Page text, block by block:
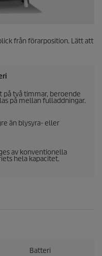
från förarposition. Lätt att
på två timmar, beroende
på mellan fulladdningar.
än blysyra- eller
av konventionella
hela kapacitet.
Batteri